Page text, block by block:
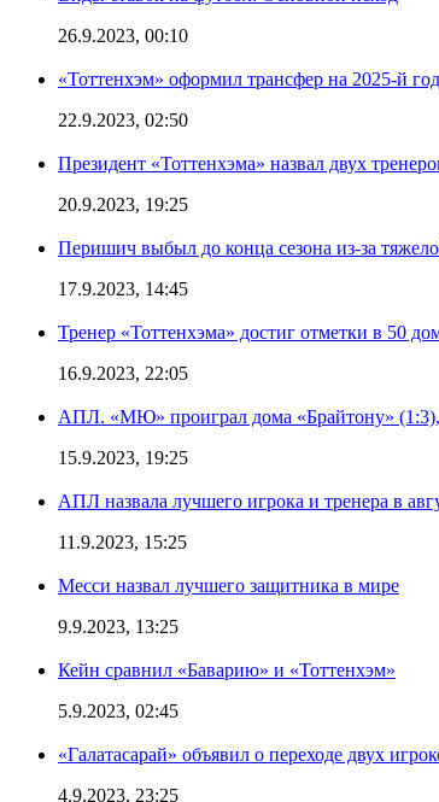
26.9.2023, 00:10
«Тоттенхэм» оформил трансфер на 2025-й год
22.9.2023, 02:50
Президент «Тоттенхэма» назвал двух
20.9.2023, 19:25
Перишич выбыл до конца сезона из-за
17.9.2023, 14:45
Тренер «Тоттенхэма» достиг отметки в 50
16.9.2023, 22:05
АПЛ. «МЮ» проиграл дома «Брайтону» (1:3),
15.9.2023, 19:25
АПЛ назвала лучшего игрока и тренера в
11.9.2023, 15:25
Месси назвал лучшего защитника в мире
9.9.2023, 13:25
Кейн сравнил «Баварию» и «Тоттенхэм»
5.9.2023, 02:45
«Галатасарай» объявил о переходе двух
4.9.2023, 23:25